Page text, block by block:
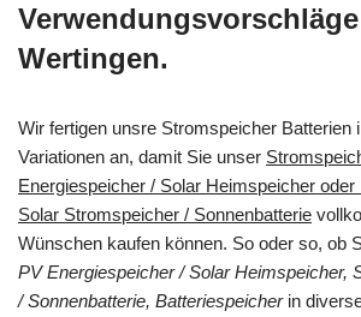
Wertingen.
Wir fertigen unsre Stromspeicher Batterien
Variationen an, damit Sie unser
Energiespeicher / Solar Heimspeicher oder
Solar Stromspeicher / Sonnenbatterie
Wünschen kaufen können. So oder so, ob
PV Energiespeicher / Solar Heimspeicher,
/ Sonnenbatterie, Batteriespeicherin